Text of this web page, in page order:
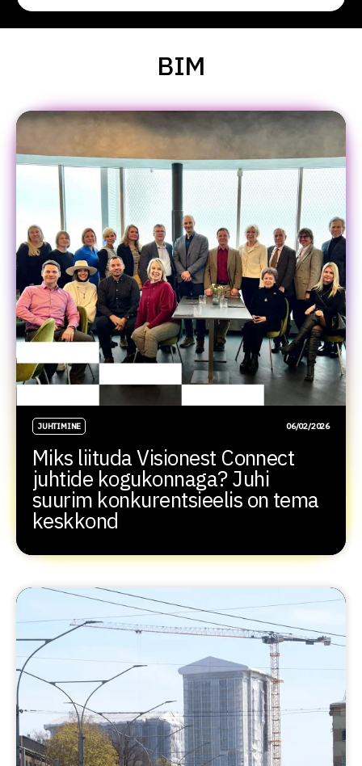
BIM
JUHTIMINE 06/02/2026
Miks liituda Visionest Connect
juhtide kogukonnaga? Juhi
suurim konkurentsieelis on tema
keskkond